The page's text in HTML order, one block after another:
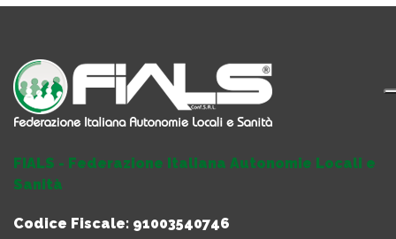
FIALS - Federazione Italiana Autonomie Locali e
Sanità
Codice Fiscale: 91003540746